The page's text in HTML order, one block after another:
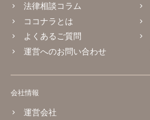
法律相談コラム
ココナラとは
よくあるご質問
運営へのお問い合わせ
会社情報
運営会社